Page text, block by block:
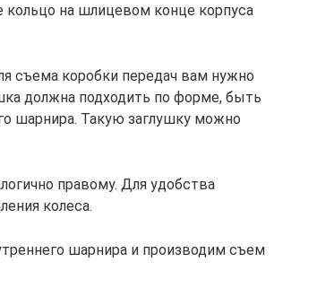
на шлицевом конце корпуса
съема коробки передач вам нужно
должна подходить по форме, быть
шарнира. Такую заглушку можно
правому. Для удобства
колеса.
шарнира и производим съем